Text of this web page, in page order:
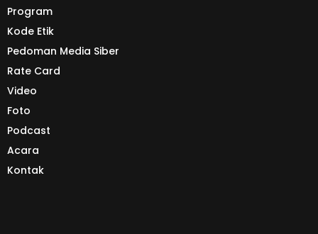
Program
Kode Etik
Pedoman Media Siber
Rate Card
Video
Foto
Podcast
Acara
Kontak